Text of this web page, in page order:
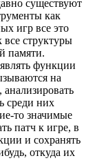
существуют
как
игр все это
все структуры
памяти.
функции
на
среди них
то значимые
патч к игре, в
и сохранять
откуда их